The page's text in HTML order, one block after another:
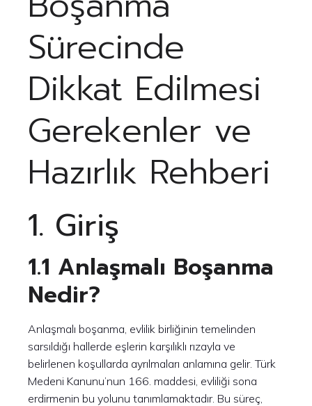
Sürecinde
Dikkat Edilmesi
Gerekenler ve
Hazırlık Rehberi
1. Giriş
1.1 Anlaşmalı Boşanma
Nedir?
Anlaşmalı boşanma, evlilik birliğinin temelinden
sarsıldığı hallerde eşlerin karşılıklı rızayla ve
belirlenen koşullarda ayrılmaları anlamına gelir. Türk
Medeni Kanunu’nun 166. maddesi, evliliği sona
erdirmenin bu yolunu tanımlamaktadır. Bu süreç,